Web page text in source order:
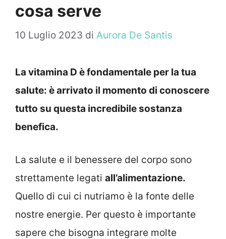
cosa serve
10 Luglio 2023 di Aurora De Santis
La vitamina D è fondamentale per la tua
salute: è arrivato il momento di conoscere
tutto su questa incredibile sostanza
benefica.
La salute e il benessere del corpo sono
strettamente legati all’alimentazione.
Quello di cui ci nutriamo è la fonte delle
nostre energie. Per questo è importante
sapere che bisogna integrare molte